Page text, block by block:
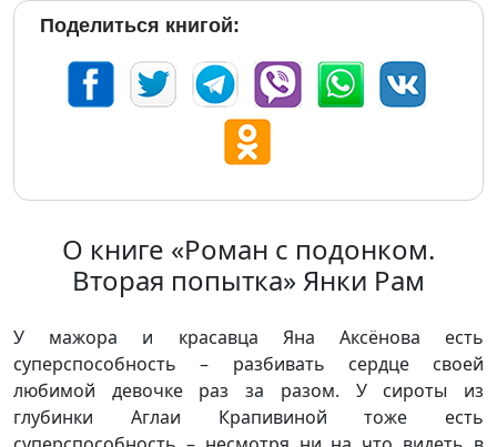
Поделиться книгой:
О книге «Роман с подонком.
Вторая попытка» Янки Рам
У мажора и красавца Яна Аксёнова есть
суперспособность – разбивать сердце своей
любимой девочке раз за разом. У сироты из
глубинки Аглаи Крапивиной тоже есть